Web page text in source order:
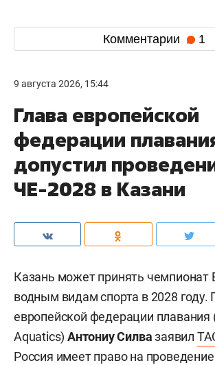
Комментарии 1
9 августа 2026, 15:44
Глава европейской
федерации
допустил
ЧЕ-2028 в Казани
Казань может принять чемпионат
водным видам спорта в 2028 году.
европейской федерации плавания
Aquatics) Антониу Силвазаявил
Россия имеет право на